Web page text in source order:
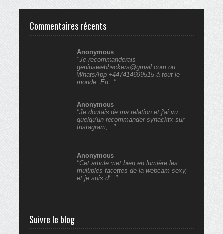
Commentaires récents
Anonymous
"Je recommanderais
geniuswebhackers@gmail.com ou
WhatsApp +447414699515 à tout le
monde. En..."
Anonymous
"Je doutais de ma relation et j'ai vu
quelqu'un recommander synacktx sur
Instagram,..."
Anonymous
"Cet article met bien en lumière les
multiples facettes de la webcam sexy,
et je suis d'..."
Suivre le blog